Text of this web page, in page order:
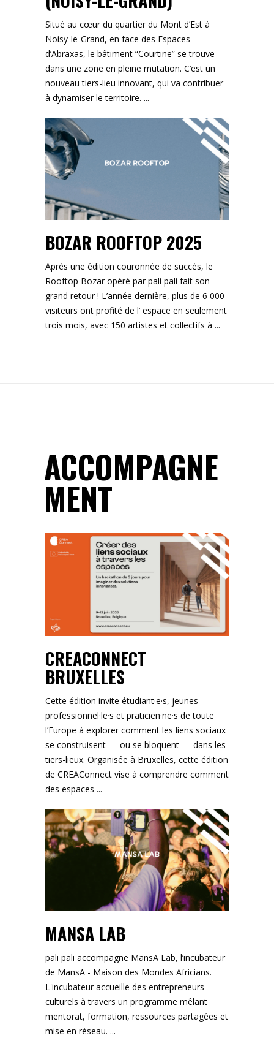
Situé au cœur du quartier du Mont d’Est à
Noisy-le-Grand, en face des Espaces
d’Abraxas, le bâtiment “Courtine” se trouve
dans une zone en pleine mutation. C’est un
nouveau tiers-lieu innovant, qui va contribuer
à dynamiser le territoire.
BOZAR ROOFTOP 2025
Après une édition couronnée de succès, le
Rooftop Bozar opéré par pali pali fait son
grand retour ! L’année dernière, plus de 6 000
visiteurs ont profité de l’ espace en seulement
trois mois, avec 150 artistes et collectifs à
ACCOMPAGNE
MENT
CREACONNECT
BRUXELLES
Cette édition invite étudiant·e·s, jeunes
professionnel·le·s et praticien·ne·s de toute
l’Europe à explorer comment les liens sociaux
se construisent — ou se bloquent — dans les
tiers-lieux. Organisée à Bruxelles, cette édition
de CREAConnect vise à comprendre comment
des espaces
MANSA LAB
pali pali accompagne MansA Lab, l’incubateur
de MansA - Maison des Mondes Africians.
L'incubateur accueille des entrepreneurs
culturels à travers un programme mêlant
mentorat, formation, ressources partagées et
mise en réseau.